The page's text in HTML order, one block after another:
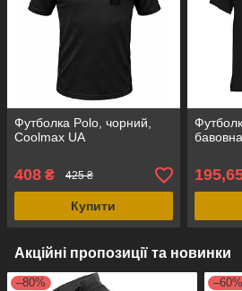
Футболка Polo, чорний,
Coolmax UA
408 ₴ 425 ₴
Купити
Акційні пропозиції та новинки
–80% –60%